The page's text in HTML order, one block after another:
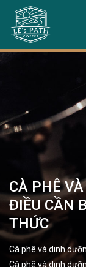
CÀ PHÊ
ĐIỀU CẦN
THỨC
Cà phê và dinh
Cà phê và dinh